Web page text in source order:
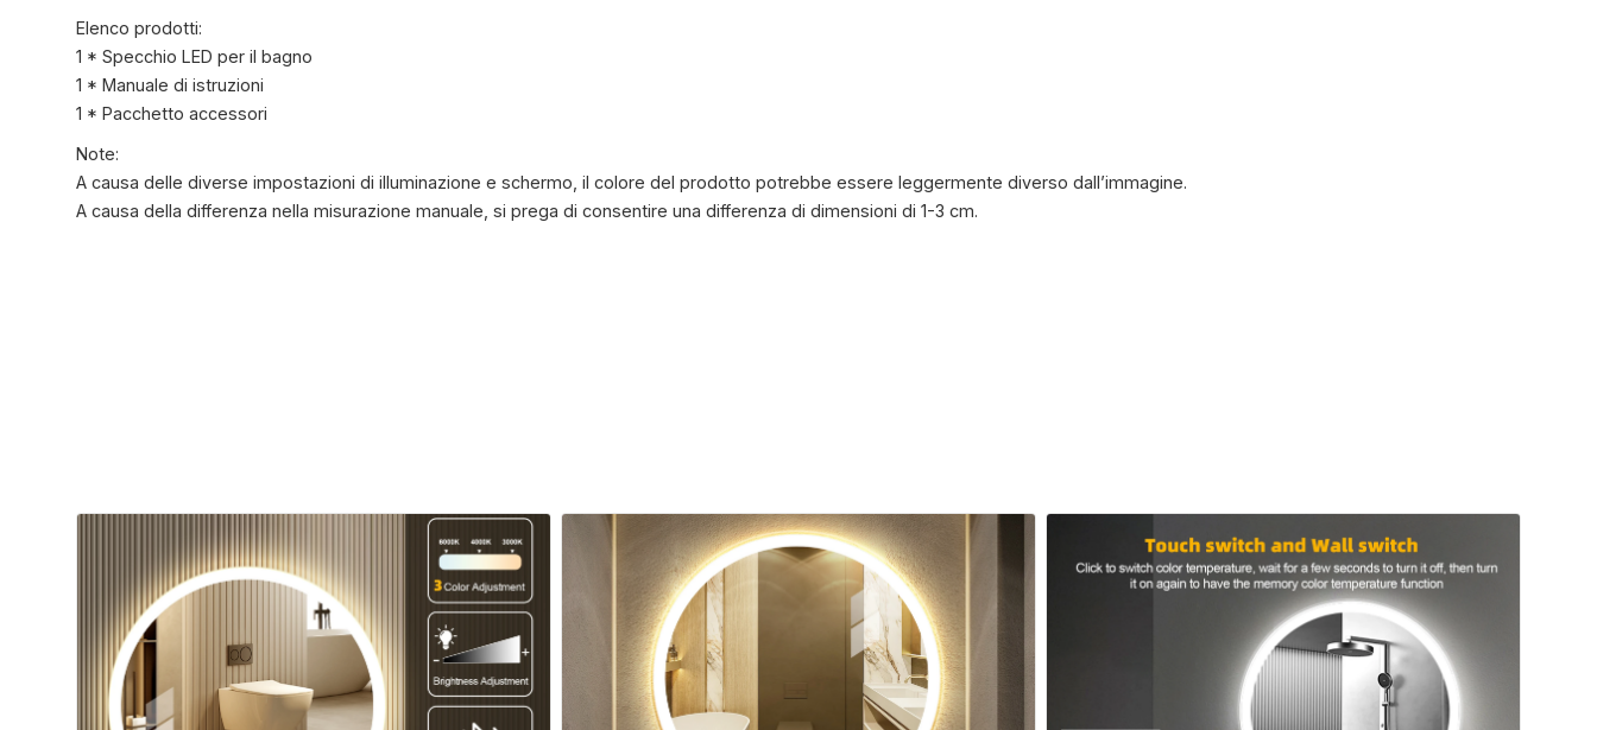
Elenco prodotti:
1 * Specchio LED per il bagno
1 * Manuale di istruzioni
1 * Pacchetto accessori
Note:
A causa delle diverse impostazioni di illuminazione e schermo, il colore del prodotto potrebbe essere leggermente diverso dall’immagine.
A causa della differenza nella misurazione manuale, si prega di consentire una differenza di dimensioni di 1-3 cm.